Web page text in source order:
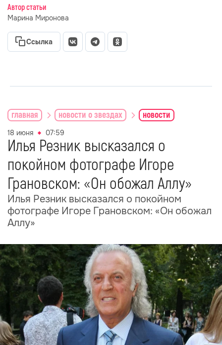
Автор статьи
Марина Миронова
Ссылка
главная новости о звездах новости
18 июня 07:59
Илья Резник высказался о
покойном фотографе Игоре
Грановском: «Он обожал Аллу»
Илья Резник высказался о покойном
фотографе Игоре Грановском: «Он обожал
Аллу»